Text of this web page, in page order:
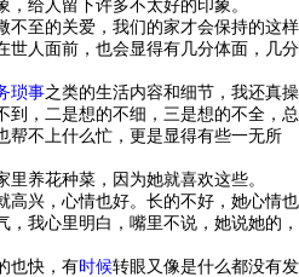
给人留下许多不太好的印象。
不至的关爱，我们的家才会保持的这样
世人面前，也会显得有几分体面，几分
琐事之类的生活内容和细节，我还真操
到，二是想的不细，三是想的不全，总
帮不上什么忙，更是显得有些一无所
里养花种菜，因为她就喜欢这些。
高兴，心情也好。长的不好，她心情也
，我心里明白，嘴里不说，她说她的，
也快，有时候转眼又像是什么都没有发